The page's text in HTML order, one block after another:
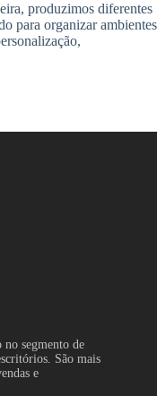
produzimos diferentes
para organizar ambientes
segmento de
São mais
e